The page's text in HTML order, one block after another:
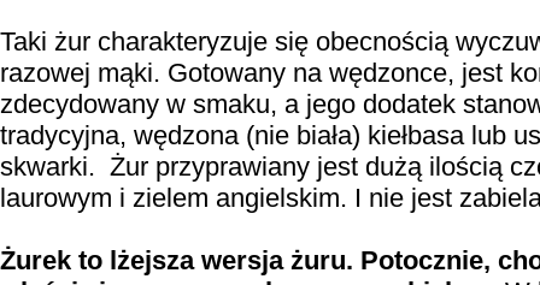
Taki żur charakteryzuje się obecnością
razowej mąki. Gotowany na wędzonce, jest
zdecydowany w smaku, a jego dodatek
tradycyjna, wędzona (nie biała) kiełbasa lub
skwarki. Żur przyprawiany jest dużą ilością
laurowym i zielem angielskim. I nie jest
Żurek to lżejsza wersja żuru. Potocznie,